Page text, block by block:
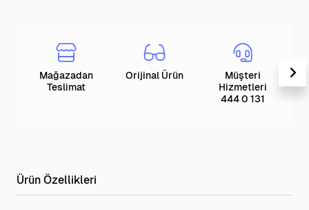
Mağazadan
Teslimat
Orijinal Ürün
Müşteri
Hizmetleri
444 0 131